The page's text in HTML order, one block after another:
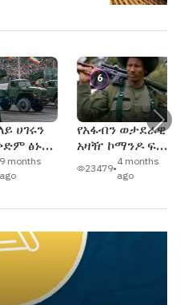
ሀገሩን
ፅኑ
months
6
የአፋብን ወታደራዊ
አዛዥ ኮማንዶ ፍቅሩ
ሙሉዬ የመንግስትን
የሰላም ጥሪ ተቀበለ
23479• 4 months
ago